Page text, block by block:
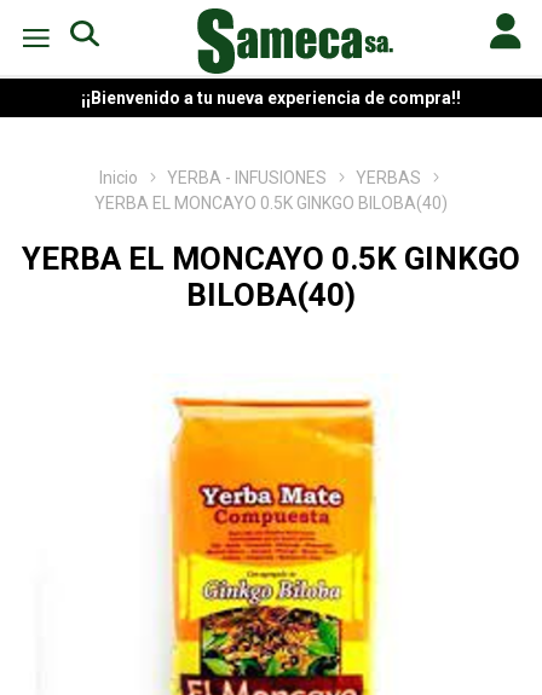
¡¡Bienvenido a tu nueva experiencia de compra!!
Inicio YERBA - INFUSIONES
YERBAS
YERBA EL MONCAYO 0.5K GINKGO BILOBA(40)
YERBA EL MONCAYO 0.5K GINKGO
BILOBA(40)